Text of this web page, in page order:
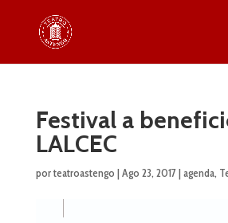
Festival a
LALCEC
porteatroastengo | Ago 23, 2017| agenda,